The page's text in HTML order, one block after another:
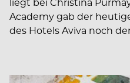
Academy gab der
des Hotels Aviva noch